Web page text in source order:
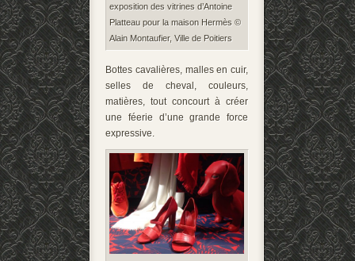
exposition des vitrines d’Antoine
Platteau pour la maison Hermès ©
Alain Montaufier, Ville de Poitiers
Bottes cavalières, malles en cuir,
selles de cheval, couleurs,
matières, tout concourt à créer
une féerie d’une grande force
expressive.